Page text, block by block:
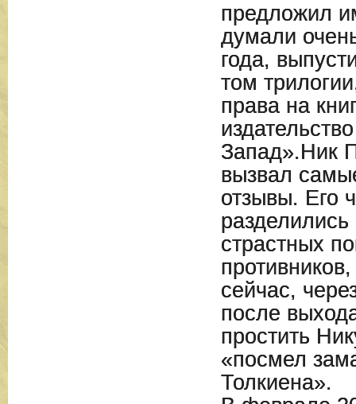
предложил
думали
года,
том
права на
Запад».Ник
вызвал
отзывы. Его
страстных
сейчас,
после
простить
«посмел
Толкиена».